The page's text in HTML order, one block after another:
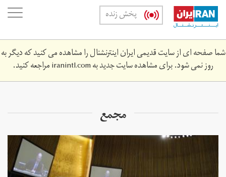
Skip
main
content
پخش زنده
شما صفحه ای از سایت قدیمی ایران اینترنشنال را مشاهده می کنید که دیگر به
روز نمی شود. برای مشاهده سایت جدید بهiranintl.comمراجعه کنید.
مجمع